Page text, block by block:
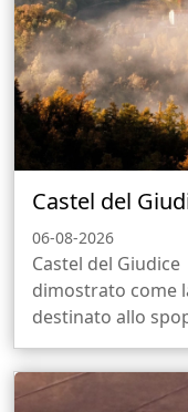
Castel del
06-08-2026
Castel del
dimostrato come
destinato allo